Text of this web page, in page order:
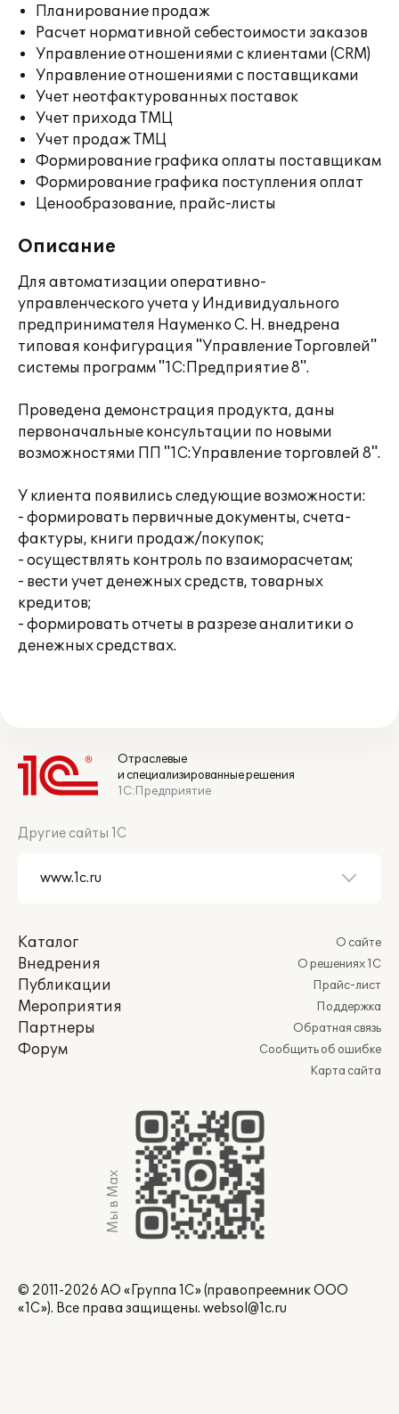
Планирование продаж
Расчет нормативной себестоимости заказов
Управление отношениями с клиентами (CRM)
Управление отношениями с поставщиками
Учет неотфактурованных поставок
Учет прихода ТМЦ
Учет продаж ТМЦ
Формирование графика оплаты поставщикам
Формирование графика поступления оплат
Ценообразование, прайс-листы
Описание
Для автоматизации оперативно-
управленческого учета у Индивидуального
предпринимателя Науменко С. Н. внедрена
типовая конфигурация "Управление Торговлей"
системы программ "1С:Предприятие 8".
Проведена демонстрация продукта, даны
первоначальные консультации по новыми
возможностями ПП "1С:Управление торговлей 8".
У клиента появились следующие возможности:
- формировать первичные документы, счета-
фактуры, книги продаж/покупок;
- осуществлять контроль по взаиморасчетам;
- вести учет денежных средств, товарных
кредитов;
- формировать отчеты в разрезе аналитики о
денежных средствах.
Отраслевые
и специализированные решения
1С:Предприятие
Другие сайты 1С
Каталог
Внедрения
Публикации
Мероприятия
Партнеры
Форум
О сайте
О решениях 1С
Прайс-лист
Поддержка
Обратная связь
Сообщить об ошибке
Карта сайта
Мы в Max
© 2011-2026 АО «Группа 1С» (правопреемник ООО
«1С»). Все права защищены. websol@1c.ru